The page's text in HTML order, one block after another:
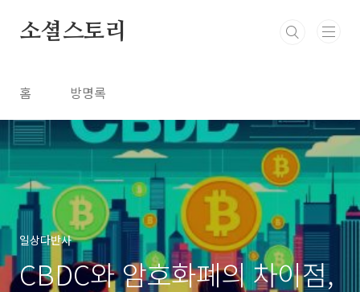
소셜스토리
홈 방명록
일상다반사
CBDC와 암호화폐의 차이점,